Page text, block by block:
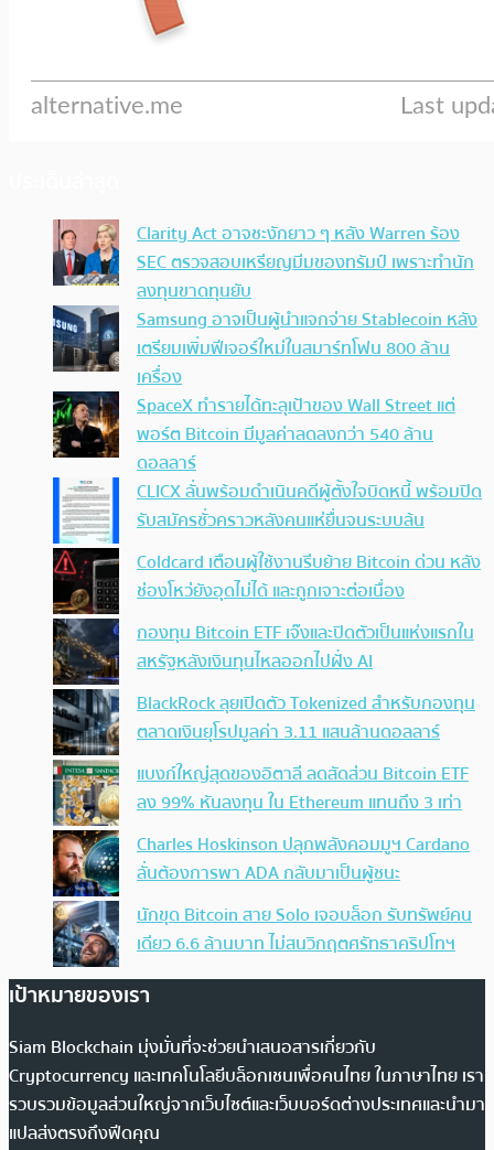
Clarity Act อาจชะงักยาว ๆ หลัง Warren ร้อง
SEC ตรวจสอบเหรียญมีมของทรัมป์ เพราะทำนัก
ลงทุนขาดทุนยับ
Samsung อาจเป็นผู้นำแจกจ่าย Stablecoin หลัง
เตรียมเพิ่มฟีเจอร์ใหม่ในสมาร์ทโฟน 800 ล้าน
เครื่อง
SpaceX ทำรายได้ทะลุเป้าของ Wall Street แต่
พอร์ต Bitcoin มีมูลค่าลดลงกว่า 540 ล้าน
ดอลลาร์
CLICX ลั่นพร้อมดำเนินคดีผู้ตั้งใจบิดหนี้ พร้อมปิด
รับสมัครชั่วคราวหลังคนแห่ยื่นจนระบบล้น
Coldcard เตือนผู้ใช้งานรีบย้าย Bitcoin ด่วน หลัง
ช่องโหว่ยังอุดไม่ได้ และถูกเจาะต่อเนื่อง
กองทุน Bitcoin ETF เจ๊งและปิดตัวเป็นแห่งแรกใน
สหรัฐหลังเงินทุนไหลออกไปฝั่ง AI
BlackRock ลุยเปิดตัว Tokenized สำหรับกองทุน
ตลาดเงินยุโรปมูลค่า 3.11 แสนล้านดอลลาร์
แบงก์ใหญ่สุดของอิตาลี ลดสัดส่วน Bitcoin ETF
ลง 99% หันลงทุน ใน Ethereum แทนถึง 3 เท่า
Charles Hoskinson ปลุกพลังคอมมูฯ Cardano
ลั่นต้องการพา ADA กลับมาเป็นผู้ชนะ
นักขุด Bitcoin สาย Solo เจอบล็อก รับทรัพย์คน
เดียว 6.6 ล้านบาท ไม่สนวิกฤตศรัทธาคริปโทฯ
เป้าหมายของเรา
Siam Blockchain มุ่งมั่นที่จะช่วยนำเสนอสารเกี่ยวกับ
Cryptocurrency และเทคโนโลยีบล็อกเชนเพื่อคนไทย ในภาษาไทย เรา
รวบรวมข้อมูลส่วนใหญ่จากเว็บไซต์และเว็บบอร์ดต่างประเทศและนำมา
แปลส่งตรงถึงฟีดคุณ